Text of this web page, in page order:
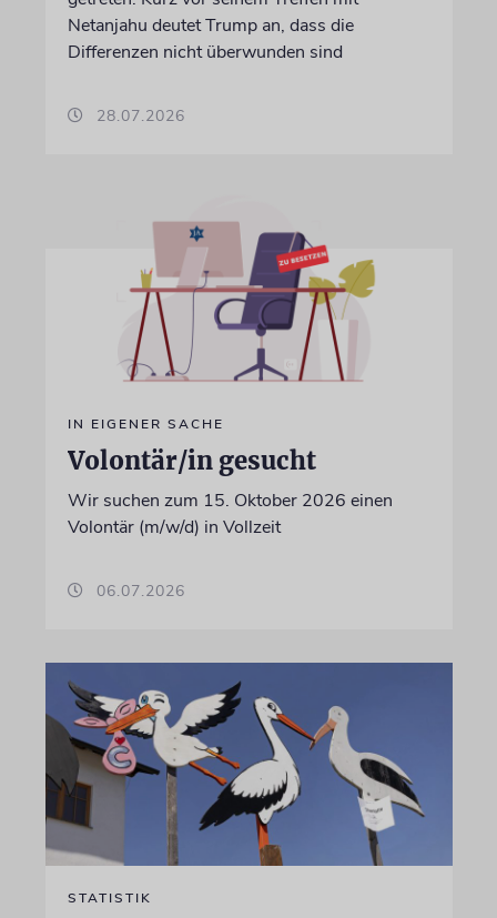
Netanjahu deutet Trump an, dass die
Differenzen nicht überwunden sind
28.07.2026
IN EIGENER SACHE
Volontär/in gesucht
Wir suchen zum 15. Oktober 2026 einen
Volontär (m/w/d) in Vollzeit
06.07.2026
STATISTIK